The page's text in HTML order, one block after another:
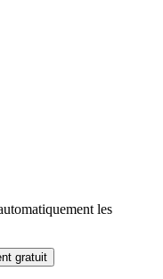
les
gratuit